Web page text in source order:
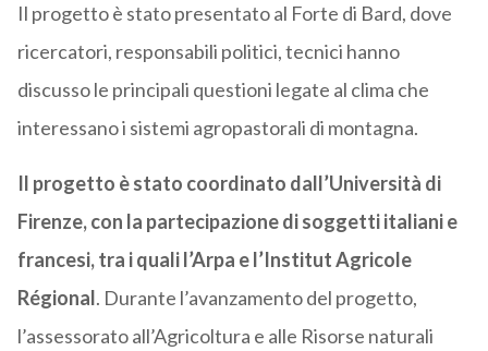
Il progetto è stato presentato al Forte di Bard, dove
ricercatori, responsabili politici, tecnici hanno
discusso le principali questioni legate al clima che
interessano i sistemi agropastorali di montagna.
Il progetto è stato coordinato dall’Università di
Firenze, con la partecipazione di soggetti italiani e
francesi, tra i quali l’Arpa e l’Institut Agricole
Régional. Durante l’avanzamento del progetto,
l’assessorato all’Agricoltura e alle Risorse naturali